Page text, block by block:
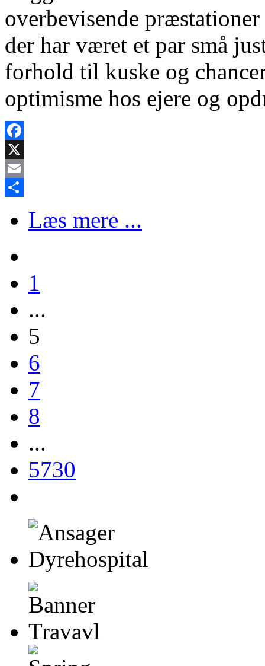
overbevisende
der har været et par små
forhold til kuske og
optimisme hos ejere og
Facebook
X
Email
Læs mere ...
1
...
5
6
7
8
...
5730